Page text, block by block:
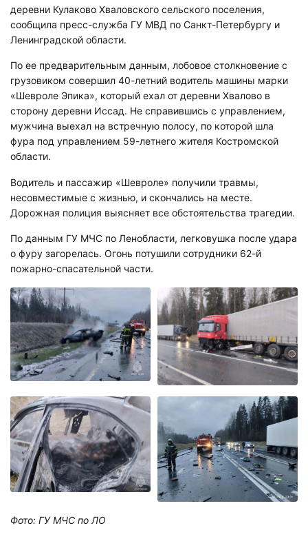
деревни Кулаково Хваловского сельского поселения,
сообщила пресс-служба ГУ МВД по Санкт-Петербургу и
Ленинградской области.
По ее предварительным данным, лобовое столкновение с
грузовиком совершил 40-летний водитель машины марки
«Шевроле Эпика», который ехал от деревни Хвалово в
сторону деревни Иссад. Не справившись с управлением,
мужчина выехал на встречную полосу, по которой шла
фура под управлением 59-летнего жителя Костромской
области.
Водитель и пассажир «Шевроле» получили травмы,
несовместимые с жизнью, и скончались на месте.
Дорожная полиция выясняет все обстоятельства трагедии.
По данным ГУ МЧС по Ленобласти, легковушка после удара
о фуру загорелась. Огонь потушили сотрудники 62-й
пожарно-спасательной части.
Фото: ГУ МЧС по ЛО